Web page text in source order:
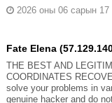
2026 оны 06 сарын 17
Fate Elena
THE BEST AND
COORDINATES
solve your problems in
genuine hacker and do